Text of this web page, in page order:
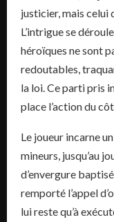
justicier, mais celui
L’intrigue se
héroïques ne sont
redoutables,
la loi. Ce parti pris
place l’action du
Le joueur incarne
mineurs, jusqu’au
d’envergure
remporté l’appel
lui reste qu’à